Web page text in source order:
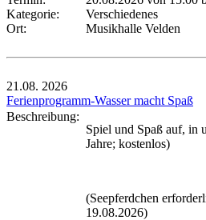
Kategorie:
Verschiedenes
Ort:
Musikhalle Velden
21.08. 2026
Ferienprogramm-Wasser macht Spaß
Beschreibung:
Spiel und Spaß auf, in
Jahre; kostenlos)
(Seepferdchen
19.08.2026)